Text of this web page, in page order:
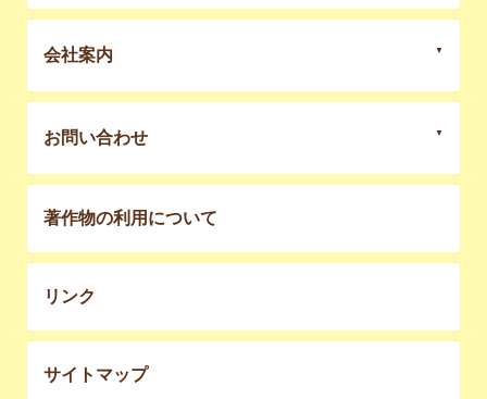
会社案内
お問い合わせ
著作物の利用について
リンク
サイトマップ